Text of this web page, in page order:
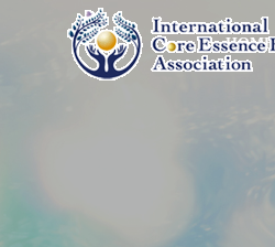
HOME